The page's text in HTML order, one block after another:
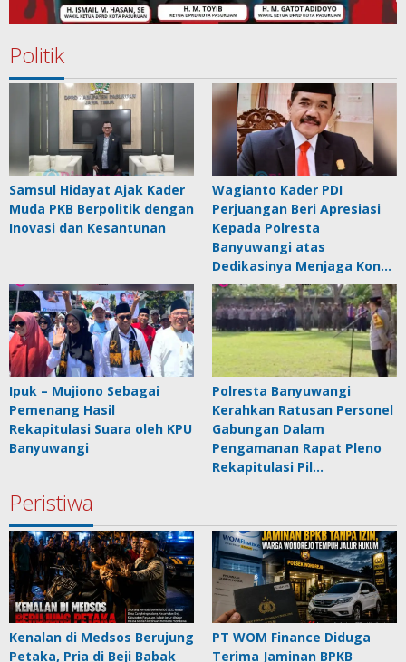
Politik
Samsul Hidayat Ajak Kader
Muda PKB Berpolitik dengan
Inovasi dan Kesantunan
Wagianto Kader PDI
Perjuangan Beri Apresiasi
Kepada Polresta
Banyuwangi atas
Dedikasinya Menjaga Kon…
Ipuk – Mujiono Sebagai
Pemenang Hasil
Rekapitulasi Suara oleh KPU
Banyuwangi
Polresta Banyuwangi
Kerahkan Ratusan Personel
Gabungan Dalam
Pengamanan Rapat Pleno
Rekapitulasi Pil…
Peristiwa
Kenalan di Medsos Berujung
Petaka, Pria di Beji Babak
PT WOM Finance Diduga
Terima Jaminan BPKB